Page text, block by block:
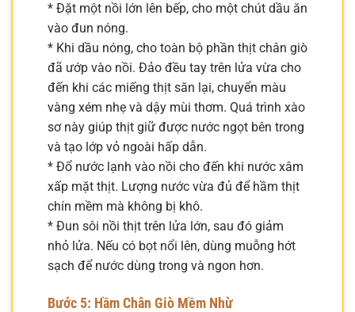
* Đặt một nồi lớn lên bếp, cho một chút dầu ăn
vào đun nóng.
* Khi dầu nóng, cho toàn bộ phần thịt chân giò
đã ướp vào nồi. Đảo đều tay trên lửa vừa cho
đến khi các miếng thịt săn lại, chuyển màu
vàng xém nhẹ và dậy mùi thơm. Quá trình xào
sơ này giúp thịt giữ được nước ngọt bên trong
và tạo lớp vỏ ngoài hấp dẫn.
* Đổ nước lạnh vào nồi cho đến khi nước xâm
xấp mặt thịt. Lượng nước vừa đủ để hầm thịt
chín mềm mà không bị khô.
* Đun sôi nồi thịt trên lửa lớn, sau đó giảm
nhỏ lửa. Nếu có bọt nổi lên, dùng muỗng hớt
sạch để nước dùng trong và ngon hơn.
Bước 5: Hầm Chân Giò Mềm Nhừ